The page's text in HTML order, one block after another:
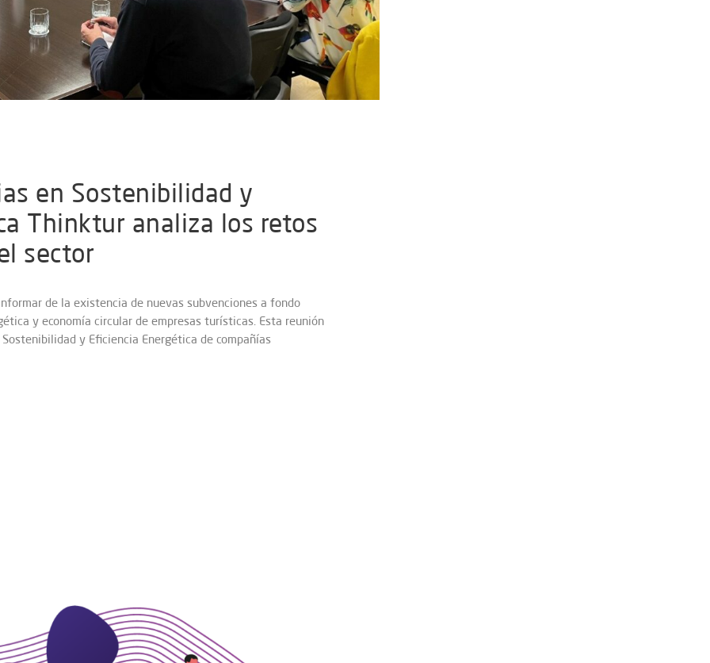
en Sostenibilidad y
Thinktur analiza los retos
sector
de la existencia de nuevas subvenciones a fondo
y economía circular de empresas turísticas. Esta reunión
y Eficiencia Energética de compañías